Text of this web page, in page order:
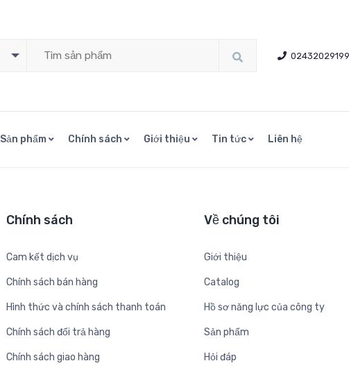
Sản phẩm Chính sách Giới thiệu Tin tức Liên hệ
Chính sách
Cam kết dịch vụ
Chính sách bán hàng
Hình thức và chính sách thanh toán
Chính sách đổi trả hàng
Chính sách giao hàng
Về chúng tôi
Giới thiệu
Catalog
Hồ sơ năng lực của công ty
Sản phẩm
Hỏi đáp